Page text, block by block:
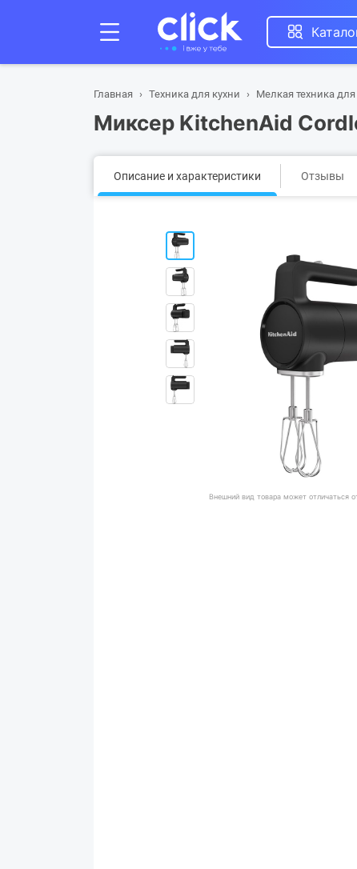
Главная Техника для кухни Мелкая техника для
Миксер KitchenAid
Описание и характеристики Отзывы
Внешний вид товара может отличаться